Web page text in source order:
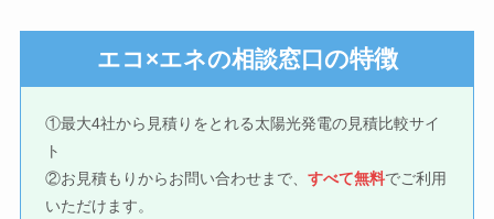
エコ×エネの相談窓口の特徴
①最大4社から見積りをとれる太陽光発電の見積比較サイ
ト
②お見積もりからお問い合わせまで、すべて無料でご利用
いただけます。